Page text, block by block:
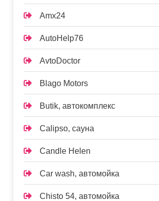
Amx24
AutoHelp76
AvtoDoctor
Blago Motors
Butik, автокомплекс
Calipso, сауна
Candle Helen
Car wash, автомойка
Chisto 54, автомойка